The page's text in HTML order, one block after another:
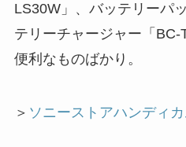
LS30W」、バッテリーパ
テリーチャージャー「BC-
便利なものばかり。
＞ ソニーストアハンディ